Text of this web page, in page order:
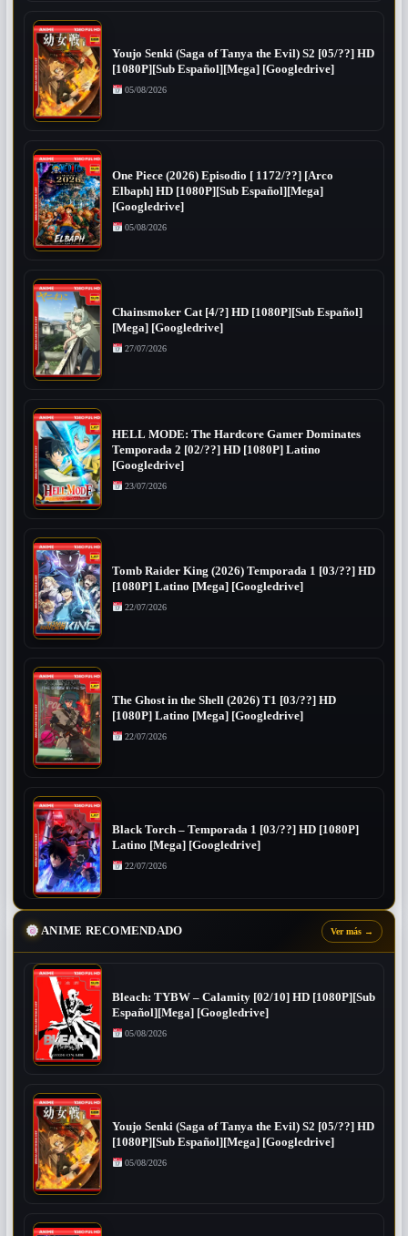
Youjo Senki (Saga of Tanya the Evil) S2 [05/??] HD
[1080P][Sub Español][Mega] [Googledrive]
05/08/2026
One Piece (2026) Episodio [ 1172/??] [Arco
Elbaph] HD [1080P][Sub Español][Mega]
[Googledrive]
05/08/2026
Chainsmoker Cat [4/?] HD [1080P][Sub Español]
[Mega] [Googledrive]
27/07/2026
HELL MODE: The Hardcore Gamer Dominates
Temporada 2 [02/??] HD [1080P] Latino
[Googledrive]
23/07/2026
Tomb Raider King (2026) Temporada 1 [03/??] HD
[1080P] Latino [Mega] [Googledrive]
22/07/2026
The Ghost in the Shell (2026) T1 [03/??] HD
[1080P] Latino [Mega] [Googledrive]
22/07/2026
Black Torch – Temporada 1 [03/??] HD [1080P]
Latino [Mega] [Googledrive]
22/07/2026
ANIME RECOMENDADO Ver más →
Bleach: TYBW – Calamity [02/10] HD [1080P][Sub
Español][Mega] [Googledrive]
05/08/2026
Youjo Senki (Saga of Tanya the Evil) S2 [05/??] HD
[1080P][Sub Español][Mega] [Googledrive]
05/08/2026